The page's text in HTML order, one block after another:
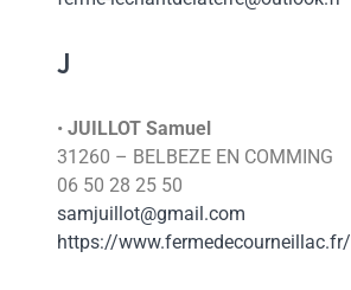
J
• JUILLOT Samuel
31260 – BELBEZE EN COMMING
06 50 28 25 50
samjuillot@gmail.com
https://www.fermedecourneillac.fr/